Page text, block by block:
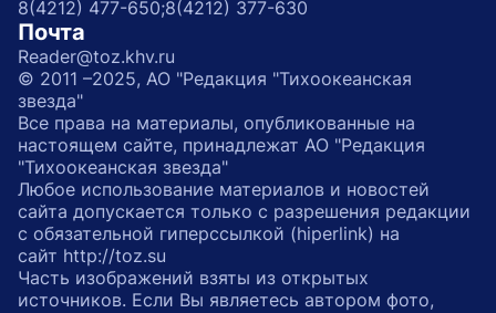
8(4212) 477-650;8(4212) 377-630
Почта
Reader@toz.khv.ru
© 2011 –2025, АО "Редакция "Тихоокеанская
звезда"
Все права на материалы, опубликованные на
настоящем сайте, принадлежат АО "Редакция
"Тихоокеанская звезда"
Любое использование материалов и новостей
сайта допускается только с разрешения редакции
с обязательной гиперссылкой (hiperlink) на
сайт http://toz.su
Часть изображений взяты из открытых
источников. Если Вы являетесь автором фото,